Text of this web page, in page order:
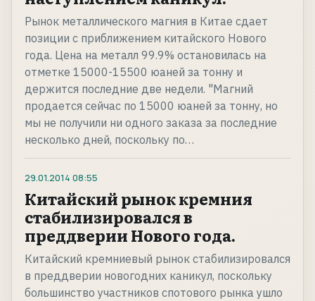
Рынок металлического магния в Китае сдает
позиции с приближением китайского Нового
года. Цена на металл 99.9% остановилась на
отметке 15000-15500 юаней за тонну и
держится последние две недели. "Магний
продается сейчас по 15000 юаней за тонну, но
мы не получили ни одного заказа за последние
несколько дней, поскольку по…
29.01.2014 08:55
Китайский рынок кремния
стабилизировался в
преддверии Нового года.
Китайский кремниевый рынок стабилизировался
в преддверии новогодних каникул, поскольку
большинство участников спотового рынка ушло